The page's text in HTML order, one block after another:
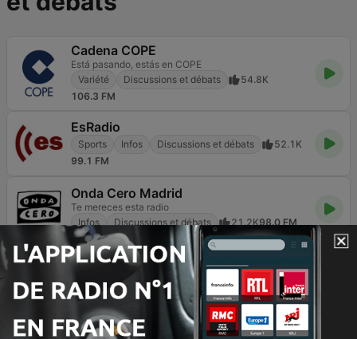
Cadena COPE
Está pasando, estás en COPE
Variété
Discussions et débats
54.8K
106.3 FM
EsRadio
Sports Infos Discussions et débats
52.1K
99.1 FM
Onda Cero Madrid
Te mereces esta radio
Infos
Discussions et débats 21.2K98.0 FM
Cadena SER
Sports
Infos Discussions et débats
47K
105.4 FM
3AW Melbourne